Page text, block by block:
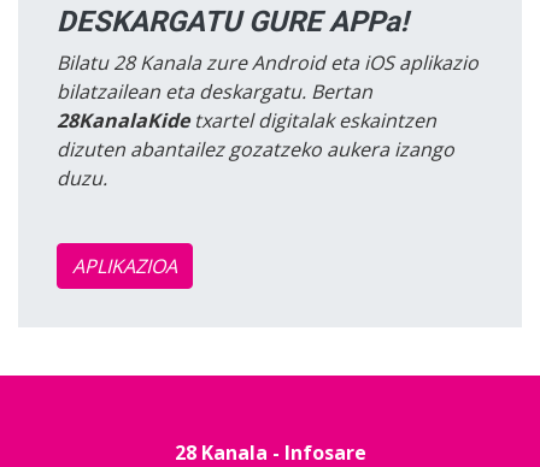
DESKARGATU GURE APPa!
Bilatu 28 Kanala zure Android eta iOS aplikazio
bilatzailean eta deskargatu. Bertan
28KanalaKidetxartel digitalak eskaintzen
dizuten abantailez gozatzeko aukera izango
duzu.
APLIKAZIOA
28 Kanala - Infosare